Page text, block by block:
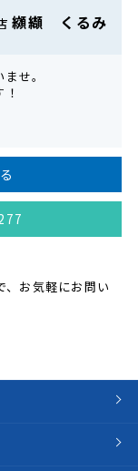
纐纈 くるみ
せ。
お気軽にお問い